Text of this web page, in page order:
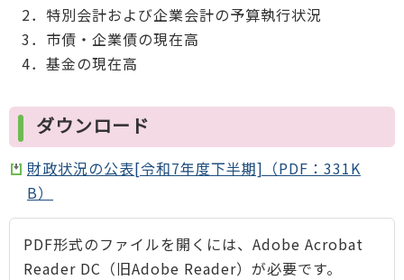
2．特別会計および企業会計の予算執行状況
3．市債・企業債の現在高
4．基金の現在高
ダウンロード
財政状況の公表[令和7年度下半期]（PDF：331K
B）
PDF形式のファイルを開くには、Adobe Acrobat
Reader DC（旧Adobe Reader）が必要です。